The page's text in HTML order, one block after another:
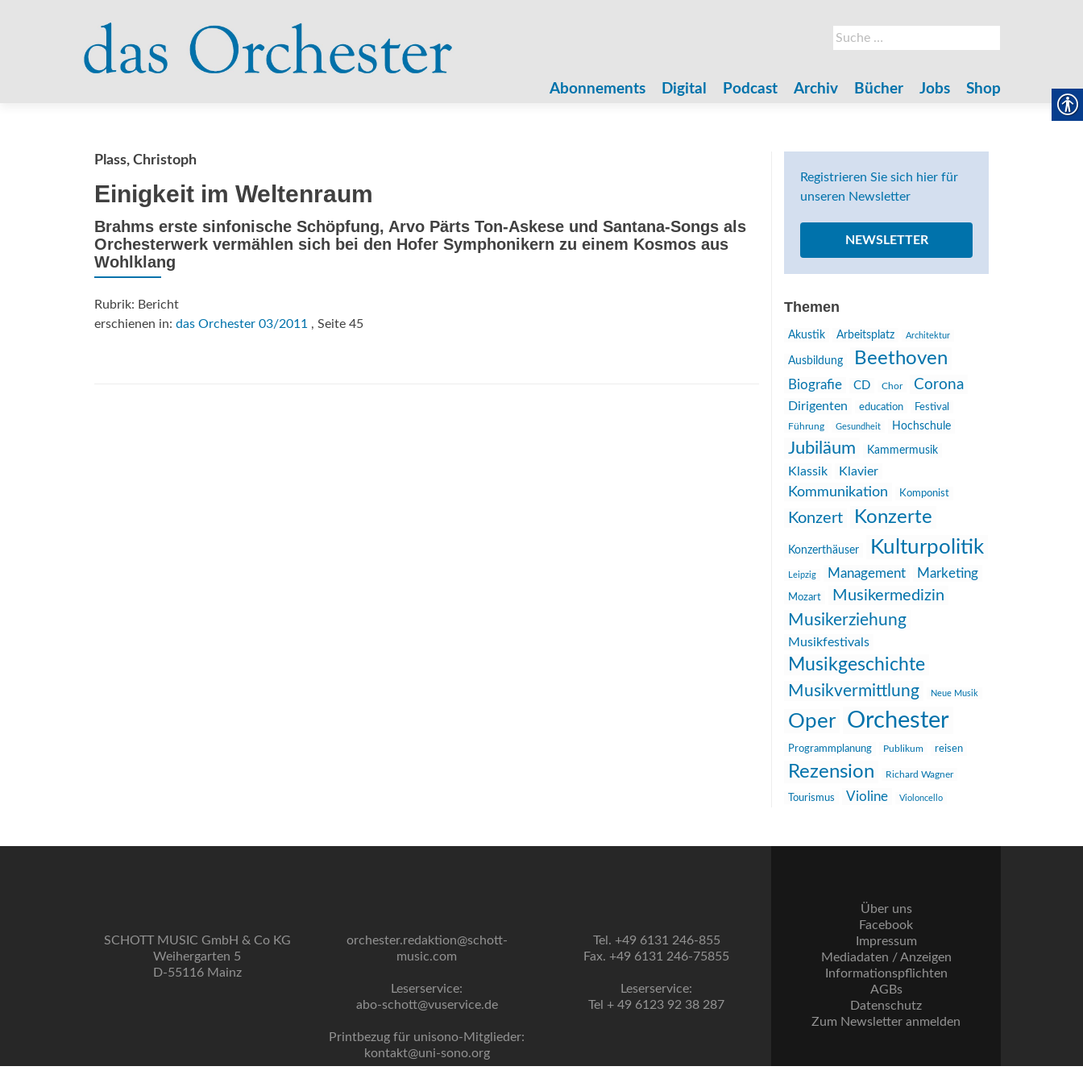
Suche
nach:
Abonnements Digital Podcast Archiv Bücher Jobs Shop
Plass, Christoph
Einigkeit im Weltenraum
Brahms erste sinfonische Schöpfung, Arvo Pärts Ton-Askese und Santana-Songs als
Orchesterwerk vermählen sich bei den Hofer Symphonikern zu einem Kosmos aus
Wohlklang
Rubrik: Bericht
erschienen in: das Orchester 03/2011 , Seite 45
Registrieren Sie sich hier für
unseren Newsletter
NEWSLETTER
Themen
Akustik Arbeitsplatz Architektur
Ausbildung Beethoven
Biografie CD Chor Corona
Dirigenten education
Festival
Führung
Gesundheit Hochschule
Jubiläum Kammermusik
Klassik Klavier
Kommunikation Komponist
Konzert Konzerte
Konzerthäuser Kulturpolitik
Leipzig Management Marketing
Mozart Musikermedizin
Musikerziehung
Musikfestivals
Musikgeschichte
Musikvermittlung Neue Musik
Oper Orchester
Programmplanung Publikum reisen
Rezension Richard Wagner
Tourismus Violine Violoncello
SCHOTT MUSIC GmbH & Co KG
Weihergarten 5
D-55116 Mainz
orchester.redaktion@schott-
music.com
Leserservice:
abo-schott@vuservice.de
Printbezug für unisono-Mitglieder:
kontakt@uni-sono.org
Tel. +49 6131 246-855
Fax. +49 6131 246-75855
Leserservice:
Tel + 49 6123 92 38 287
Über uns
Facebook
Impressum
Mediadaten / Anzeigen
Informationspflichten
AGBs
Datenschutz
Zum Newsletter anmelden